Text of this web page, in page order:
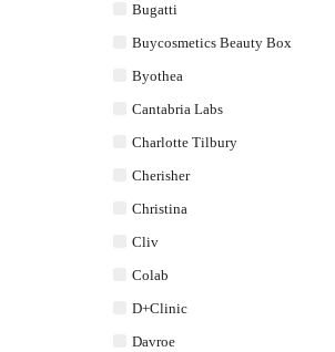
Bugatti
Buycosmetics Beauty Box
Byothea
Cantabria Labs
Charlotte Tilbury
Cherisher
Christina
Cliv
Colab
D+Clinic
Davroe